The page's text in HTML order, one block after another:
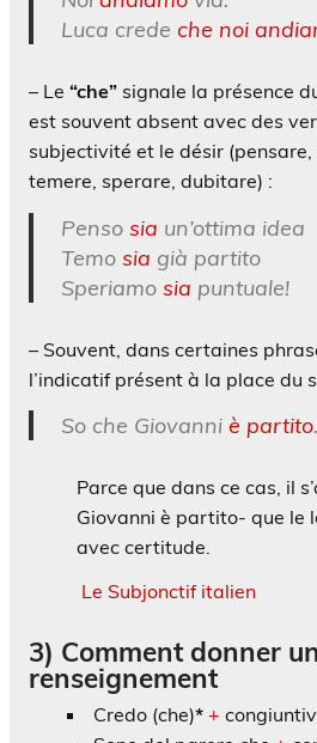
Luca crede che noi
– Le “che” signale la présence
est souvent absent avec des
subjectivité et le désir
temere, sperare, dubitare) :
Penso sia un’ottima idea
Temo sia già partito
Speriamo sia puntuale!
– Souvent, dans certaines
l’indicatif présent à la place du
So che Giovanni è partito.
Parce que dans ce cas, il
Giovanni è partito- que le
avec certitude.
Le Subjonctif italien
3) Comment donner un
renseignement
Credo (che)* +